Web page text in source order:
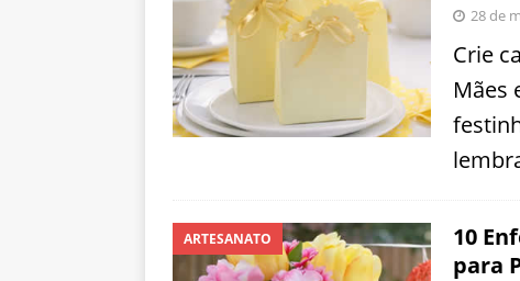
28 de
Crie
Mães
ARTESANATO
10
para